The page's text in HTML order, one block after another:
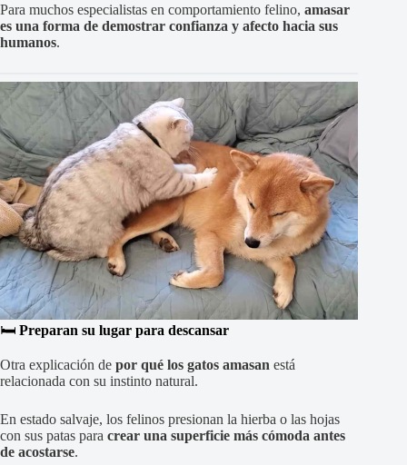
Para muchos especialistas en comportamiento felino, amasar
es una forma de demostrar confianza y afecto hacia sus
humanos.
🛏️ Preparan su lugar para descansar
Otra explicación de por qué los gatos amasan está
relacionada con su instinto natural.
En estado salvaje, los felinos presionan la hierba o las hojas
con sus patas para crear una superficie más cómoda antes
de acostarse.